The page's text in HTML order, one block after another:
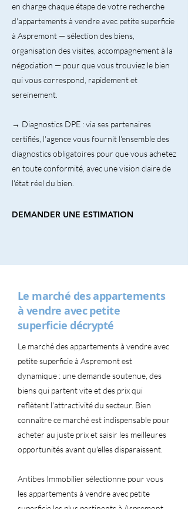
en charge chaque étape de votre recherche
d'appartements à vendre avec petite superficie
à Aspremont — sélection des biens,
organisation des visites, accompagnement à la
négociation — pour que vous trouviez le bien
qui vous correspond, rapidement et
sereinement.
→ Diagnostics DPE : via ses partenaires
certifiés, l'agence vous fournit l'ensemble des
diagnostics obligatoires pour que vous achetez
en toute conformité, avec une vision claire de
l'état réel du bien.
DEMANDER UNE ESTIMATION
Le marché des appartements
à vendre avec petite
superficie décrypté
Le marché des appartements à vendre avec
petite superficie à Aspremont est
dynamique : une demande soutenue, des
biens qui partent vite et des prix qui
reflètent l'attractivité du secteur. Bien
connaître ce marché est indispensable pour
acheter au juste prix et saisir les meilleures
opportunités avant qu'elles disparaissent.
Antibes Immobilier sélectionne pour vous
les appartements à vendre avec petite